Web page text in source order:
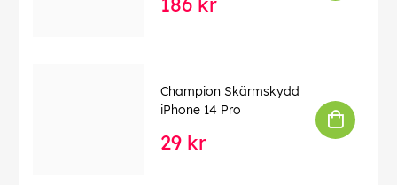
Champion Skärmskydd
iPhone 14 Pro
29 kr